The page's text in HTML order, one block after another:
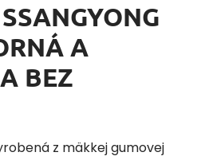
A
BEZ
z mäkkej gumovej